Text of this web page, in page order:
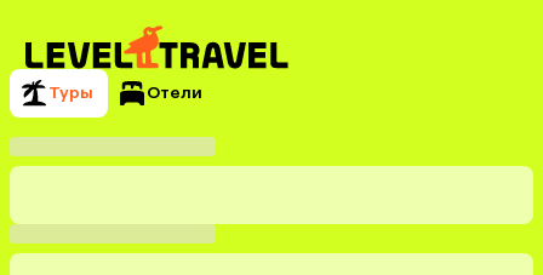
Туры Отели